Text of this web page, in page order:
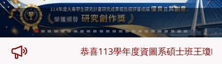
名 恭喜113學年度資圖系碩士班王瓊畦及